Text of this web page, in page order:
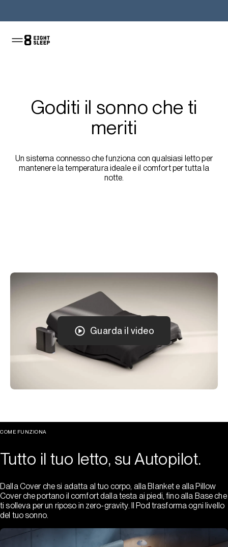
Goditi il sonno che ti
meriti
Un sistema connesso che funziona con qualsiasi letto per
mantenere la temperatura ideale e il comfort per tutta la
notte.
Guarda il video
COME FUNZIONA
Tutto il tuo letto, su Autopilot.
Dalla Cover che si adatta al tuo corpo, alla Blanket e alla Pillow
Cover che portano il comfort dalla testa ai piedi, fino alla Base che
ti solleva per un riposo in zero-gravity. Il Pod trasforma ogni livello
del tuo sonno.